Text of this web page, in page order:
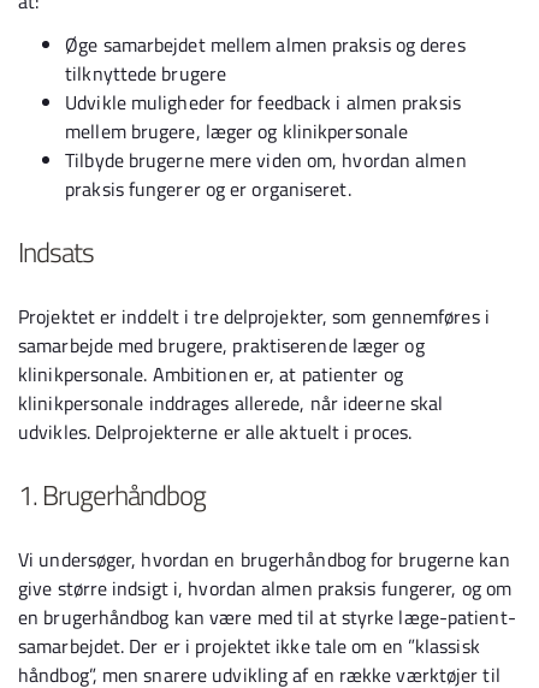
Øge samarbejdet mellem almen praksis og deres
tilknyttede brugere
Udvikle muligheder for feedback i almen praksis
mellem brugere, læger og klinikpersonale
Tilbyde brugerne mere viden om, hvordan almen
praksis fungerer og er organiseret.
Indsats
Projektet er inddelt i tre delprojekter, som gennemføres i
samarbejde med brugere, praktiserende læger og
klinikpersonale. Ambitionen er, at patienter og
klinikpersonale inddrages allerede, når ideerne skal
udvikles. Delprojekterne er alle aktuelt i proces.
1. Brugerhåndbog
Vi undersøger, hvordan en brugerhåndbog for brugerne kan
give større indsigt i, hvordan almen praksis fungerer, og om
en brugerhåndbog kan være med til at styrke læge-patient-
samarbejdet. Der er i projektet ikke tale om en ”klassisk
håndbog”, men snarere udvikling af en række værktøjer til